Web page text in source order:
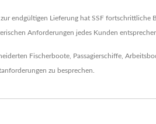
endgültigen Lieferung hat SSF fortschrittliche
Anforderungen jedes Kunden
Fischerboote, Passagierschiffe,
zu besprechen.